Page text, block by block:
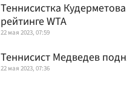
Теннисистка
рейтинге WTA
22 мая 2023, 07:59
Теннисист Медведев
22 мая 2023, 07:36